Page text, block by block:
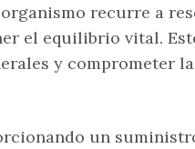
recurre a
el equilibrio vital.
y comprometer
un